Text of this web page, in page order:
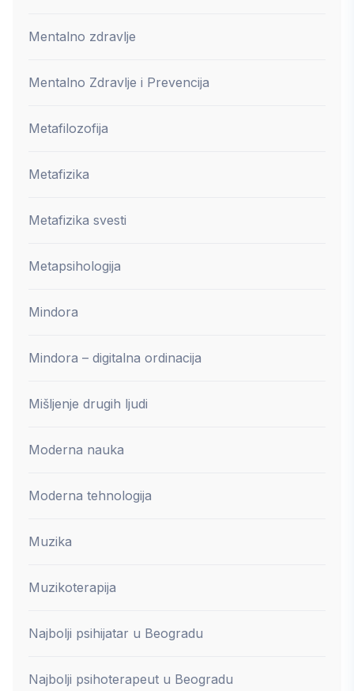
Mentalno zdravlje
Mentalno Zdravlje i Prevencija
Metafilozofija
Metafizika
Metafizika svesti
Metapsihologija
Mindora
Mindora – digitalna ordinacija
Mišljenje drugih ljudi
Moderna nauka
Moderna tehnologija
Muzika
Muzikoterapija
Najbolji psihijatar u Beogradu
Najbolji psihoterapeut u Beogradu